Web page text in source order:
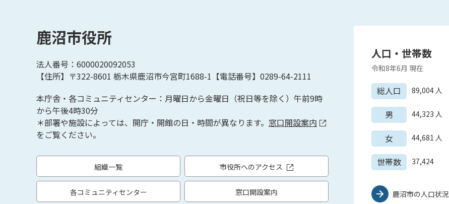
鹿沼市役所
法人番号：6000020092053
【住所】〒322-8601 栃木県鹿沼市今宮町1688-1【電話番号】0289-64-2111
本庁舎・各コミュニティセンター：月曜日から金曜日（祝日等を除く）午前9時
から午後4時30分
＊部署や施設によっては、開庁・開館の日・時間が異なります。 窓口開設案内
をご覧ください。
組織一覧 市役所へのアクセス
各コミュニティセンター 窓口開設案内
人口・世帯数
令和8年6月 現在
総人口 89,004人
男 44,323 人
女 44,681 人
世帯数 37,424
鹿沼市の人口状況